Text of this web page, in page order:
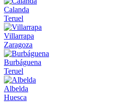
Calanda
Teruel
Villarrapa
Zaragoza
Burbáguena
Teruel
Albelda
Huesca